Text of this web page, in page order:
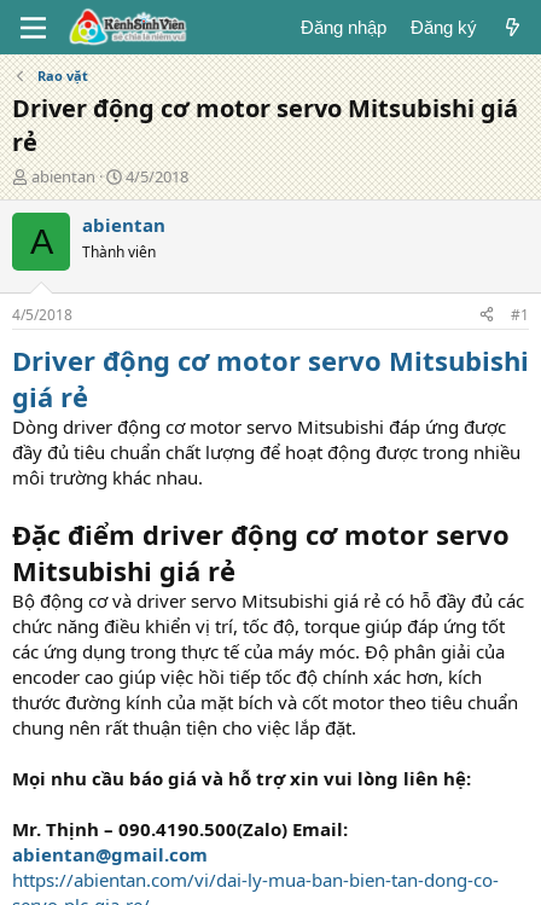
Đăng nhập Đăng ký
Rao vặt
Driver động cơ motor servo Mitsubishi giá
rẻ
T
á
c
g
ả
abientan
N
g
à
đ
g
4/5/2018
A abientan
Thành viên
4/5/2018 #1
Driver động cơ motor servo Mitsubishi
giá rẻ
Dòng driver động cơ motor servo Mitsubishi đáp ứng được
đầy đủ tiêu chuẩn chất lượng để hoạt động được trong nhiều
môi trường khác nhau.
Đặc điểm driver động cơ motor servo
Mitsubishi giá rẻ
Bộ động cơ và driver servo Mitsubishi giá rẻ có hỗ đầy đủ các
chức năng điều khiển vị trí, tốc độ, torque giúp đáp ứng tốt
các ứng dụng trong thực tế của máy móc. Độ phân giải của
encoder cao giúp việc hồi tiếp tốc độ chính xác hơn, kích
thước đường kính của mặt bích và cốt motor theo tiêu chuẩn
chung nên rất thuận tiện cho việc lắp đặt.
Mọi nhu cầu báo giá và hỗ trợ xin vui lòng liên hệ:
Mr. Thịnh – 090.4190.500(Zalo) Email:
abientan@gmail.com
https://abientan.com/vi/dai-ly-mua-ban-bien-tan-dong-co-